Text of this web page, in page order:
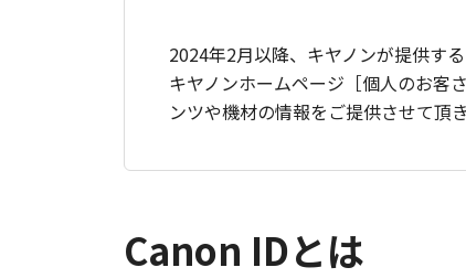
2024年2月以降、キヤノンが提供す
キヤノンホームページ［個人のお客
ンツや機材の情報をご提供させて頂き
Canon IDとは